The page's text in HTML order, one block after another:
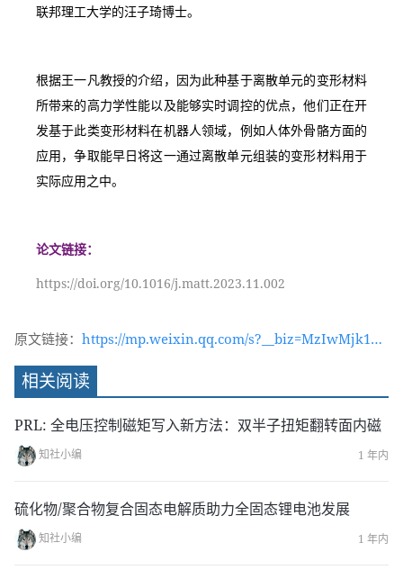
联邦理工大学的汪子琦博士。
根据王一凡教授的介绍，因为此种基于离散单元的变形材料
所带来的高力学性能以及能够实时调控的优点，他们正在开
发基于此类变形材料在机器人领域，例如人体外骨骼方面的
应用，争取能早日将这一通过离散单元组装的变形材料用于
实际应用之中。
论文链接：
https://doi.org/10.1016/j.matt.2023.11.002
原文链接： https://mp.weixin.qq.com/s?__biz=MzIwMjk1OT
c2MA==&mid=2247543667&idx=1&sn=7192da54
441e0d47c5290c9fd46a4ebd&chksm=96d4d58ca1
b62ee244bd0d4ff7e8471aa0&token=2121033769
相关阅读
PRL: 全电压控制磁矩写入新方法：双半子扭矩翻转面内磁
知社小编 1 年内
硫化物/聚合物复合固态电解质助力全固态锂电池发展
知社小编 1 年内